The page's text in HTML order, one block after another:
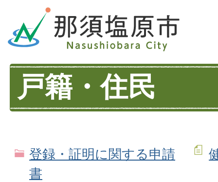
戸籍・住民
登録・証明に関する申請
書